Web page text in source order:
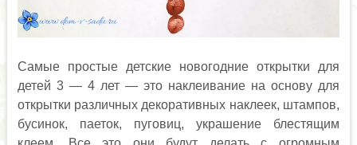
Самые простые детские новогодние открытки для
детей 3 — 4 лет — это наклеивание на основу для
открытки различных декоративных наклеек, штампов,
бусинок, паеток, пуговиц, украшение блестящим